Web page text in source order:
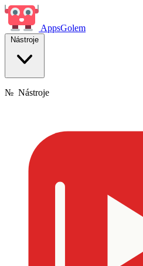
AppsGolem
Nástroje
№ Nástroje